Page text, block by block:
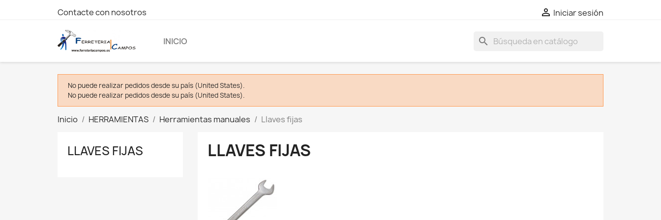
Contacte con nosotros  Iniciar sesión
INICIO search
No puede realizar pedidos desde su país (United States).
No puede realizar pedidos desde su país (United States).
Inicio HERRAMIENTAS Herramientas manuales Llaves fijas
LLAVES FIJAS LLAVES FIJAS